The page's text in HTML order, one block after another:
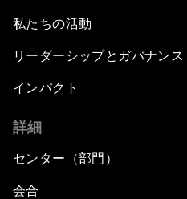
私たちの活動
リーダーシップとガバナンス
インパクト
詳細
センター（部門）
会合